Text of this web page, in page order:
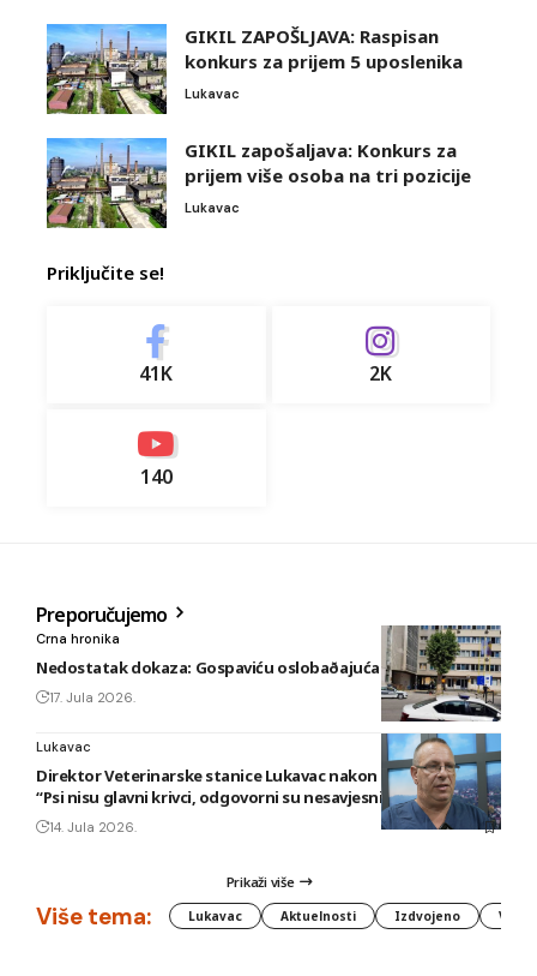
GIKIL ZAPOŠLJAVA: Raspisan
konkurs za prijem 5 uposlenika
Lukavac
GIKIL zapošaljava: Konkurs za
prijem više osoba na tri pozicije
Lukavac
Priključite se!
41K 2K
140
Preporučujemo
Crna hronika
Nedostatak dokaza: Gospaviću oslobaðajuća presuda
17. Jula 2026.
Lukavac
Direktor Veterinarske stanice Lukavac nakon novog napada:
“Psi nisu glavni krivci, odgovorni su nesavjesni vlasnici”
14. Jula 2026.
Prikaži više
Više tema: Lukavac Aktuelnosti Izdvojeno